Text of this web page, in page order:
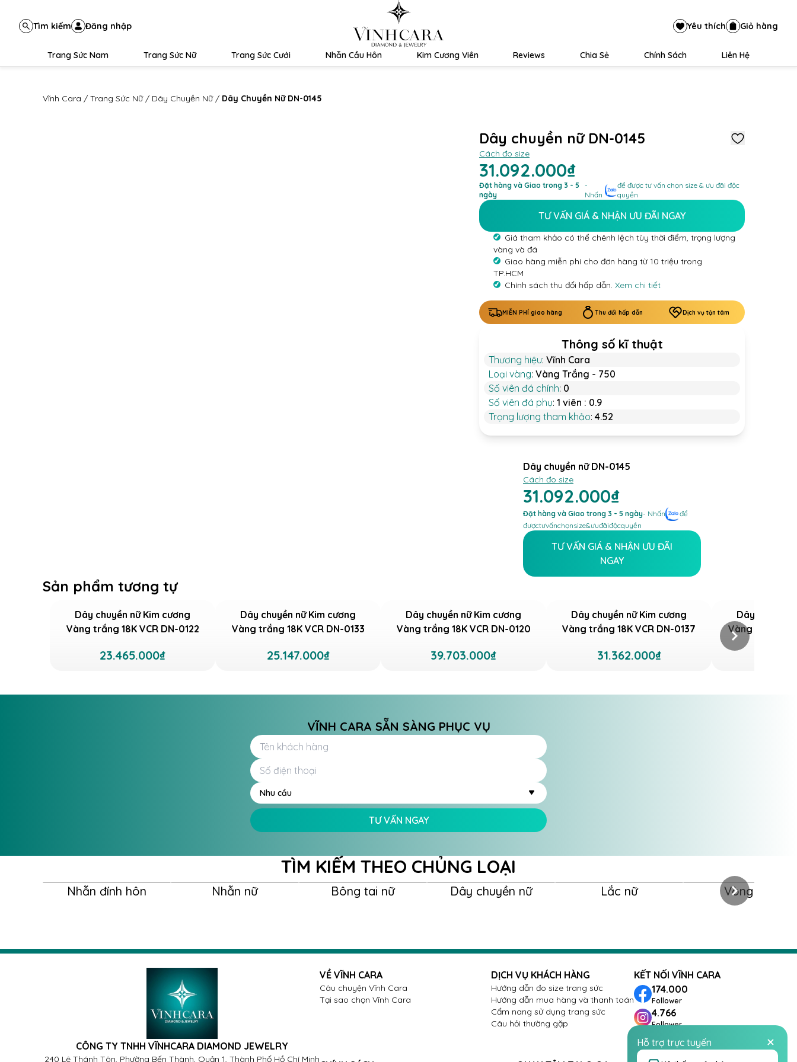
Tìm kiếm Đăng nhập Yêu thích Giỏ hàng
Trang Sức Nam Trang Sức Nữ Trang Sức Cưới Nhẫn Cầu Hôn Kim Cương Viên Reviews Chia Sẻ Chính Sách Liên Hệ
Vĩnh Cara / Trang Sức Nữ / Dây Chuyền Nữ / Dây Chuyền Nữ DN-0145
Dây chuyền nữ DN-0145
Cách đo size
31.092.000₫
Đặt hàng và Giao trong 3 - 5
ngày
-
Nhấn
để được tư vấn chọn size & ưu đãi độc
quyền
TƯ VẤN GIÁ & NHẬN ƯU ĐÃI NGAY
Giá tham khảo có thể chênh lệch tùy thời điểm, trọng lượng
vàng và đá
Giao hàng miễn phí cho đơn hàng từ 10 triệu trong
TP.HCM
Chính sách thu đổi hấp dẫn. Xem chi tiết
MIỄN PHÍ giao hàng Thu đổi hấp dẫn Dịch vụ tận tâm
Thông số kĩ thuật
Thương hiệu: Vĩnh Cara
Loại vàng: Vàng Trắng - 750
Số viên đá chính: 0
Số viên đá phụ: 1 viên : 0.9
Trọng lượng tham khảo: 4.52
Dây chuyền nữ DN-0145
Cách đo size
31.092.000₫
Đặt hàng và Giao trong 3 - 5 ngày- Nhấn
để
đượctưvấnchọnsize&ưuđãiđộcquyền
TƯ VẤN GIÁ & NHẬN ƯU ĐÃI
NGAY
Sản phẩm tương tự
Dây chuyền nữ Kim cương
Vàng trắng 18K VCR DN-0122
23.465.000₫
Dây chuyền nữ Kim cương
Vàng trắng 18K VCR DN-0133
25.147.000₫
Dây chuyền nữ Kim cương
Vàng trắng 18K VCR DN-0120
39.703.000₫
Dây chuyền nữ Kim cương
Vàng trắng 18K VCR DN-0137
31.362.000₫
Dây chuyền
Vàng trắng
VĨNH CARA SẴN SÀNG PHỤC VỤ
Nhu cầu
TƯ VẤN NGAY
TÌM KIẾM THEO CHỦNG LOẠI
Nhẫn đính hôn Nhẫn nữ Bông tai nữ Dây chuyền nữ Lắc nữ Vòng nữ
CÔNG TY TNHH VĨNHCARA DIAMOND JEWELRY
240 Lê Thánh Tôn, Phường Bến Thành, Quận 1, Thành Phố Hồ Chí Minh
VỀ VĨNH CARA
Câu chuyện Vĩnh Cara
Tại sao chọn Vĩnh Cara
DỊCH VỤ KHÁCH HÀNG
Hướng dẫn đo size trang sức
Hướng dẫn mua hàng và thanh toán
Cẩm nang sử dụng trang sức
Câu hỏi thường gặp
KẾT NỐI VĨNH CARA
174.000
Follower
4.766
Follower
288
Follower
Hỗ trợ trực tuyến